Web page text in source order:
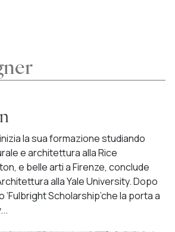
la sua formazione studiando
e architettura alla Rice
e belle arti a Firenze, conclude
alla Yale University. Dopo
‘Fulbright Scholarship’che la porta a